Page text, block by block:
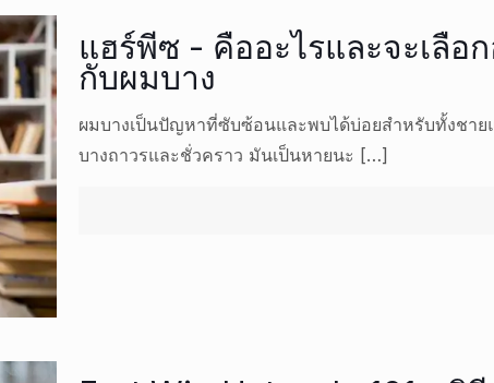
แฮร์พีซ - คืออะไรและจะเลือ
กับผมบาง
ผมบางเป็นปัญหาที่ซับซ้อนและพบได้บ่อยสำหรับทั้งชา
บางถาวรและชั่วคราว มันเป็นหายนะ […]